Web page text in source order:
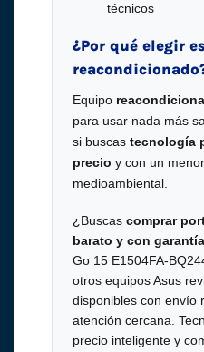
técnicos
¿Por qué elegir
Equipo
para usar nada más
si buscas tecnología
precio y con un
medioambiental.
¿Buscas comprar
barato y con garantía
Go 15 E1504FA-
otros equipos Asus
disponibles con envío
atención cercana.
precio inteligente y